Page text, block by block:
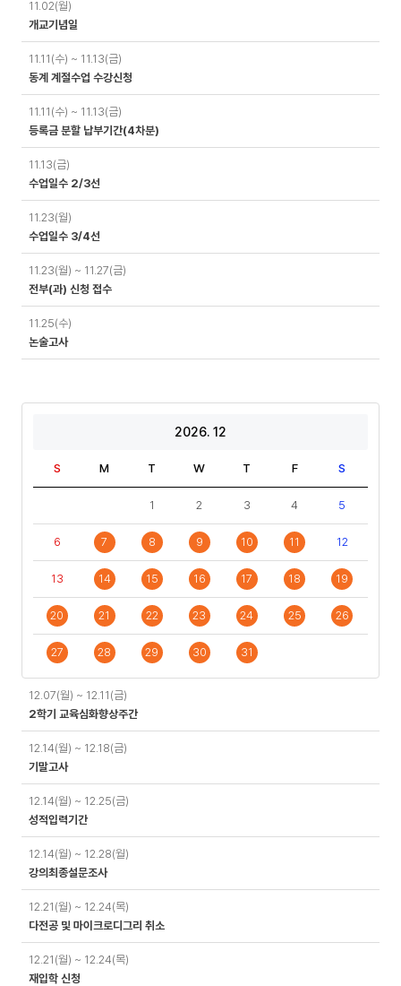
11.02(월)
개교기념일
11.11(수) ~ 11.13(금)
동계 계절수업 수강신청
11.11(수) ~ 11.13(금)
등록금 분할 납부기간(4차분)
11.13(금)
수업일수 2/3선
11.23(월)
수업일수 3/4선
11.23(월) ~ 11.27(금)
전부(과) 신청 접수
11.25(수)
논술고사
2026. 12
S M T W T F S
1 2 3 4 5
6 7 8 9 10 11 12
13 14 15 16 17 18 19
20 21 22 23 24 25 26
27 28 29 30 31
12.07(월) ~ 12.11(금)
2학기 교육심화향상주간
12.14(월) ~ 12.18(금)
기말고사
12.14(월) ~ 12.25(금)
성적입력기간
12.14(월) ~ 12.28(월)
강의최종설문조사
12.21(월) ~ 12.24(목)
다전공 및 마이크로디그리 취소
12.21(월) ~ 12.24(목)
재입학 신청